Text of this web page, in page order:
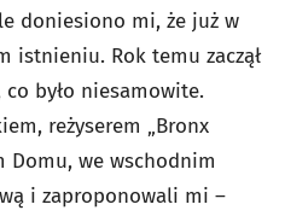
doniesiono mi, że już w
istnieniu. Rok temu zaczął
było niesamowite.
reżyserem „Bronx
Domu, we wschodnim
i zaproponowali mi –